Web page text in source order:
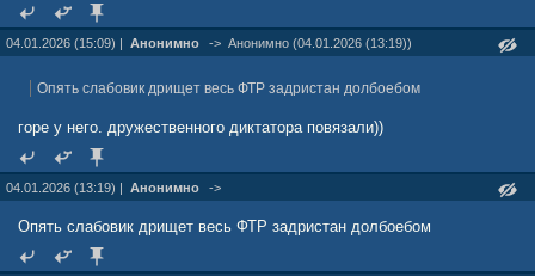
04.01.2026 (15:09) | Анонимно -> Анонимно (04.01.2026 (13:19))
Опять слабовик дрищет весь ФТР задристан долбоебом
горе у него. дружественного диктатора повязали))
04.01.2026 (13:19) | Анонимно ->
Опять слабовик дрищет весь ФТР задристан долбоебом